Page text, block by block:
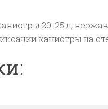
20-25 л,
канистры на